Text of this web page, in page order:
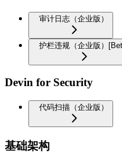
审计日志（企业版）
护栏违规（企业版）
Devin for Security
代码扫描（企业版）
基础架构